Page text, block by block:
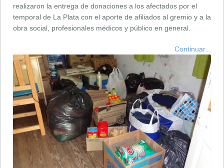
realizaron la entrega de donaciones a los afectados por el
temporal de La Plata con el aporte de afiliados al gremio y a la
obra social, profesionales médicos y público en general.
Continuar...